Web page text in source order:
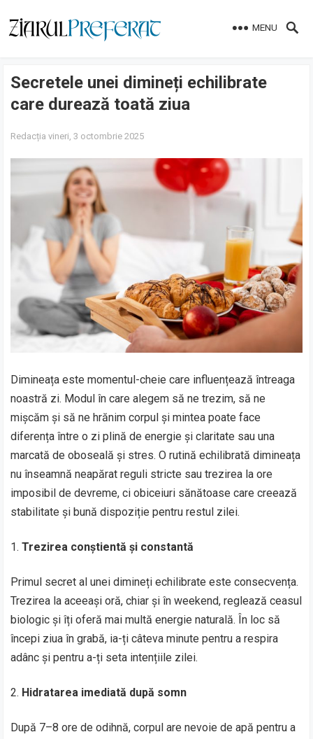
MENU
Secretele unei dimineți echilibrate
care durează toată ziua
Redacția vineri, 3 octombrie 2025
Dimineața este momentul-cheie care influențează întreaga
noastră zi. Modul în care alegem să ne trezim, să ne
mișcăm și să ne hrănim corpul și mintea poate face
diferența între o zi plină de energie și claritate sau una
marcată de oboseală și stres. O rutină echilibrată dimineața
nu înseamnă neapărat reguli stricte sau trezirea la ore
imposibil de devreme, ci obiceiuri sănătoase care creează
stabilitate și bună dispoziție pentru restul zilei.
Trezirea conștientă și constantă
Primul secret al unei dimineți echilibrate este consecvența.
Trezirea la aceeași oră, chiar și în weekend, reglează ceasul
biologic și îți oferă mai multă energie naturală. În loc să
începi ziua în grabă, ia-ți câteva minute pentru a respira
adânc și pentru a-ți seta intențiile zilei.
Hidratarea imediată după somn
După 7–8 ore de odihnă, corpul are nevoie de apă pentru a